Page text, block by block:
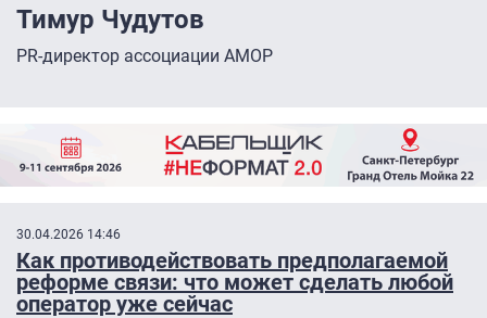
Тимур Чудутов
PR-директор ассоциации АМОР
30.04.2026 14:46
Как противодействовать предполагаемой
реформе связи: что может сделать любой
оператор уже сейчас